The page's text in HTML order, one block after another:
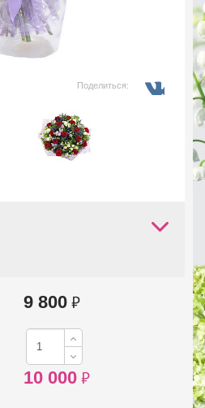
Поделиться:
9 800 ₽
10 000 ₽